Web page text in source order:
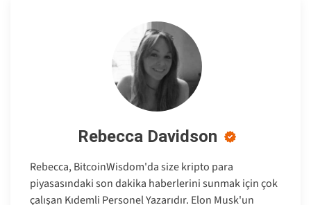
Rebecca Davidson
Rebecca, BitcoinWisdom'da size kripto para
piyasasındaki son dakika haberlerini sunmak için çok
çalışan Kıdemli Personel Yazarıdır. Elon Musk'un